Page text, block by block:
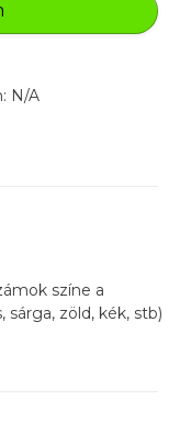
N/A
színe a
zöld, kék, stb)